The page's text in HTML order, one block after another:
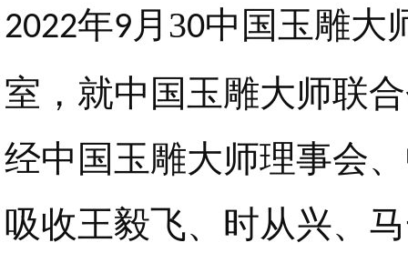
2022年9月30中国玉雕大
室，就中国玉雕大师联
经中国玉雕大师理事会
吸收王毅飞、时从兴、